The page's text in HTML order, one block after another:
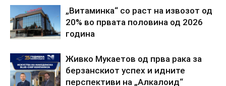
„Витаминка“ со раст на извозот од
20% во првата половина од 2026
година
Живко Мукаетов од прва рака за
берзанскиот успех и идните
перспективи на „Алкалоид“